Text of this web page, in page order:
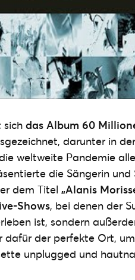
sich das Album 60
darunter in
weltweite Pandemie
die Sängerin
dem Titel „Alanis
Shows, bei denen der
ist, sondern
dafür der perfekte Ort,
unplugged und